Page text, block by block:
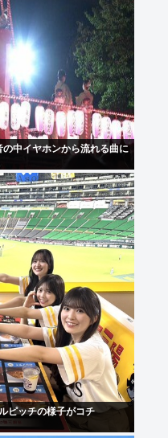
の中イヤホンから流れる曲に
ピッチの様子がコチ